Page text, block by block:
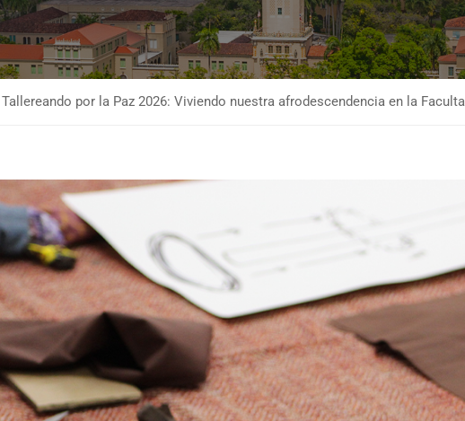
Tallereando por la Paz 2026: Viviendo nuestra afrodescendencia en la